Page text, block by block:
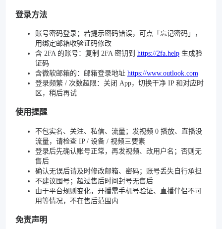
登录方法
账号密码登录；若提示密码错误，可点「忘记密码」，
用绑定邮箱收验证码修改
含 2FA 的账号：复制 2FA 密钥到 https://2fa.help 生成验
证码
含微软邮箱的：邮箱登录地址 https://www.outlook.com
登录频繁 / 次数超限：关闭 App，切换干净 IP 和对应时
区，稍后再试
使用提醒
不包实名、关注、私信、流量；发视频 0 播放、直播没
流量，请检查 IP / 设备 / 视频三要素
登录后先确认账号正常，再发视频、改用户名；否则无
售后
确认无误后请及时修改邮箱、密码；账号丢失自行承担
不建议囤号；超过售后时间封号无售后
由于平台规则变化，开播需手机号验证、直播伴侣不可
用等情况，不在售后范围内
免责声明